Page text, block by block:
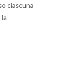
ciascuna